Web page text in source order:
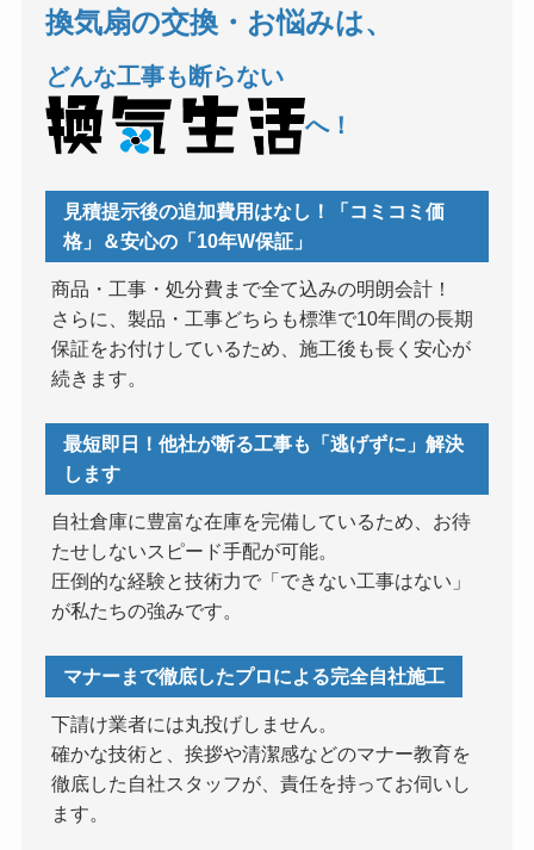
換気扇の交換・お悩みは、
どんな工事も断らない
へ！
見積提示後の追加費用はなし！「コミコミ価
格」＆安心の「10年W保証」
商品・工事・処分費まで全て込みの明朗会計！
さらに、製品・工事どちらも標準で10年間の長期
保証をお付けしているため、施工後も長く安心が
続きます。
最短即日！他社が断る工事も「逃げずに」解決
します
自社倉庫に豊富な在庫を完備しているため、お待
たせしないスピード手配が可能。
圧倒的な経験と技術力で「できない工事はない」
が私たちの強みです。
マナーまで徹底したプロによる完全自社施工
下請け業者には丸投げしません。
確かな技術と、挨拶や清潔感などのマナー教育を
徹底した自社スタッフが、責任を持ってお伺いし
ます。